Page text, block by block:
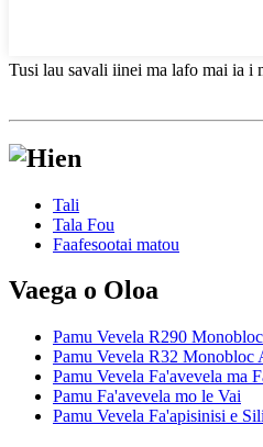
Tusi lau savali iinei ma lafo mai ia i
Tali
Tala Fou
Faafesootai matou
Vaega o Oloa
Pamu Vevela R290
Pamu Vevela R32 Monobloc
Pamu Vevela Fa'avevela ma
Pamu Fa'avevela mo le Vai
Pamu Vevela Fa'apisinisi e